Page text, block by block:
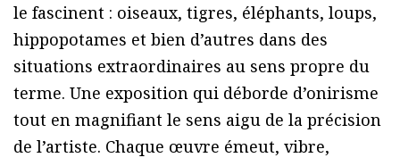
le fascinent : oiseaux, tigres, éléphants, loups,
hippopotames et bien d’autres dans des
situations extraordinaires au sens propre du
terme. Une exposition qui déborde d’onirisme
tout en magnifiant le sens aigu de la précision
de l’artiste. Chaque œuvre émeut, vibre,